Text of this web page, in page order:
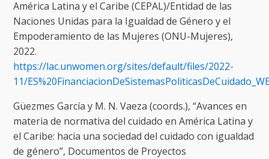
América Latina y el Caribe (CEPAL)/Entidad de las
Naciones Unidas para la Igualdad de Género y el
Empoderamiento de las Mujeres (ONU-Mujeres),
2022.
https://lac.unwomen.org/sites/default/files/2022-
11/
Güezmes García y M. N. Vaeza (coords.), “Avances en
materia de normativa del cuidado en América Latina y
el Caribe: hacia una sociedad del cuidado con igualdad
de género”, Documentos de Proyectos